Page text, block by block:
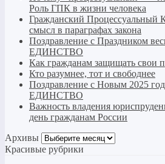
Роль ГПК в жизни человека
Гражданский Процессуальный
смысл в параграфах закона
Поздравление с Праздником
ЕДИНСТВО
Как гражданам защищать свои
Кто разумнее, тот и свободнее
Поздравление с Новым 2025
ЕДИНСТВО
Важность владения
день гражданам России
Архивы Архивы
Красивые рубрики